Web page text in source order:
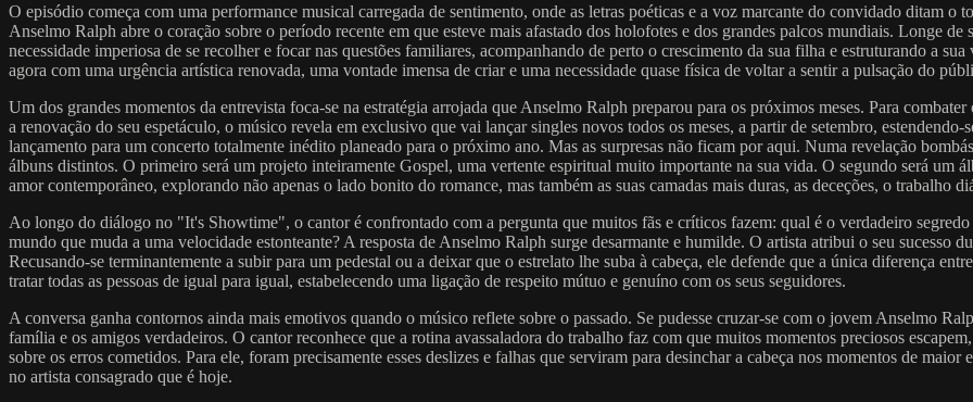
O episódio começa com uma performance musical carregada de sentimento, onde as letras poéticas e a voz marcante do convidado ditam
Anselmo Ralph abre o coração sobre o período recente em que esteve mais afastado dos holofotes e dos grandes palcos mundiais. Longe de
necessidade imperiosa de se recolher e focar nas questões familiares, acompanhando de perto o crescimento da sua filha e estruturando a
agora com uma urgência artística renovada, uma vontade imensa de criar e uma necessidade quase física de voltar a sentir a pulsação do
Um dos grandes momentos da entrevista foca-se na estratégia arrojada que Anselmo Ralph preparou para os próximos meses. Para
a renovação do seu espetáculo, o músico revela em exclusivo que vai lançar singles novos todos os meses, a partir de setembro,
lançamento para um concerto totalmente inédito planeado para o próximo ano. Mas as surpresas não ficam por aqui. Numa revelação
álbuns distintos. O primeiro será um projeto inteiramente Gospel, uma vertente espiritual muito importante na sua vida. O segundo será um
amor contemporâneo, explorando não apenas o lado bonito do romance, mas também as suas camadas mais duras, as deceções, o trabalho
Ao longo do diálogo no "It's Showtime", o cantor é confrontado com a pergunta que muitos fãs e críticos fazem: qual é o verdadeiro
mundo que muda a uma velocidade estonteante? A resposta de Anselmo Ralph surge desarmante e humilde. O artista atribui o seu sucesso
Recusando-se terminantemente a subir para um pedestal ou a deixar que o estrelato lhe suba à cabeça, ele defende que a única diferença
tratar todas as pessoas de igual para igual, estabelecendo uma ligação de respeito mútuo e genuíno com os seus seguidores.
A conversa ganha contornos ainda mais emotivos quando o músico reflete sobre o passado. Se pudesse cruzar-se com o jovem Anselmo
família e os amigos verdadeiros. O cantor reconhece que a rotina avassaladora do trabalho faz com que muitos momentos preciosos
sobre os erros cometidos. Para ele, foram precisamente esses deslizes e falhas que serviram para desinchar a cabeça nos momentos de
no artista consagrado que é hoje.